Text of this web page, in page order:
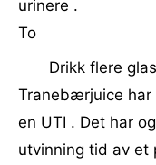
urinere .
To
Drikk flere
Tranebærjuice har
en UTI . Det har
utvinning tid av et